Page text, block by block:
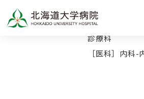
TOP
診療科
［医科］内科-